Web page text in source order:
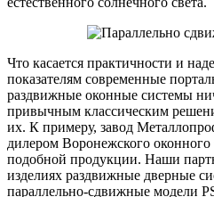
Что касается практичности и
показателям современные
раздвижные оконные системы
привычным классическим
их. К примеру, завод
дилером Воронежского
подобной продукции. Наши
изделиях раздвижные дверные
параллельно-сдвижные модели